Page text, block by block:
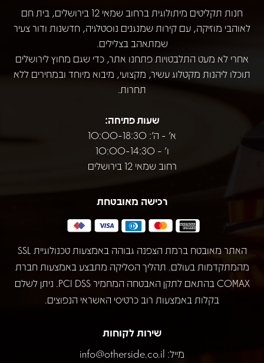
חנות תקליטים מיתולוגית ברחוב שמאי 12 בירושלים, בית חם
לאוהבי מוזיקה, עם קירות שמנגנים נוסטלגיה, חדשנות ודור צעיר
שמתאהב בצלילים.
אחרי לא מעט התלבטויות פתחנו אתר, כדי שגם מחוץ לירושלים
תוכלו ליהנות מקטלוג עשיר, מקצועי, מיבוא מיוחד ובמחירים ללא
תחרות.
שעות פתיחה:
א' - ה': 10:00-18:30
ו' - 10:00-14:30
רחוב שמאי 12 בירושלים
רכישה מאובטחת
האתר מאובטח ברמת הצפנה גבוהה באמצעות טכנולוגיית SSL
מהמתקדמות בעולם. תהליך הסליקה מתבצע באמצעות חברת
COMAX בהתאם לתקן האבטחה המחמיר PCI DSS. ניתן לשלם
בקלות באמצעות רוב כרטיסי האשראי הנפוצים.
שירות לקוחות
מייל: info@otherside.co.il